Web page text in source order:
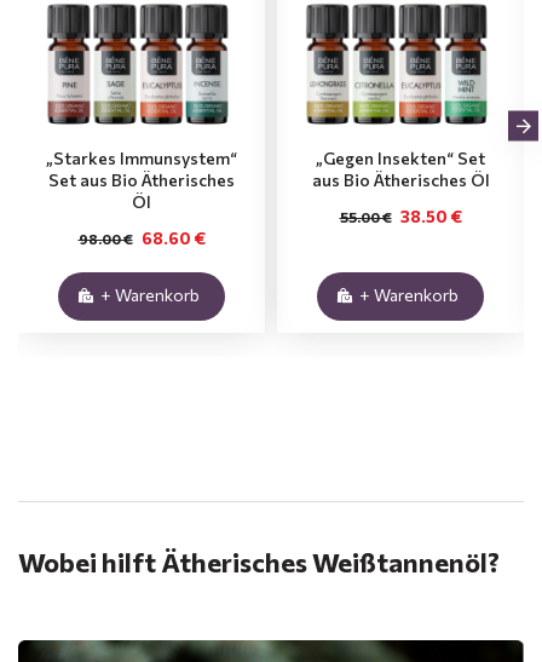
„Starkes Immunsystem“
Set aus Bio Ätherisches
Öl
68.60 €
98.00 €
+ Warenkorb
„Gegen Insekten“ Set
aus Bio Ätherisches Öl
38.50 €
55.00 €
+ Warenkorb
Wobei hilft Ätherisches Weißtannenöl?